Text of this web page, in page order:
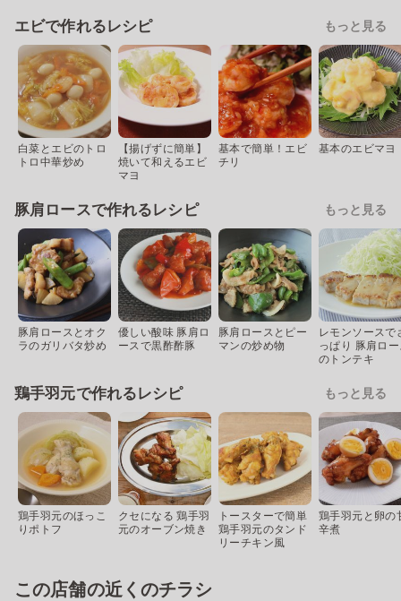
エビで作れるレシピ もっと見る
白菜とエビのトロ
トロ中華炒め
【揚げずに簡単】
焼いて和えるエビ
マヨ
基本で簡単！エビ
チリ
基本のエビマヨ
豚肩ロースで作れるレシピ もっと見る
豚肩ロースとオク
ラのガリバタ炒め
優しい酸味 豚肩ロ
ースで黒酢酢豚
豚肩ロースとピー
マンの炒め物
レモンソースで
っぱり 豚肩ロ
のトンテキ
鶏手羽元で作れるレシピ もっと見る
鶏手羽元のほっこ
りポトフ
クセになる 鶏手羽
元のオーブン焼き
トースターで簡単
鶏手羽元のタンド
リーチキン風
鶏手羽元と卵の
辛煮
この店舗の近くのチラシ